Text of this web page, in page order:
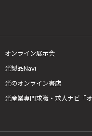
オンライン展示会
光製品Navi
光のオンライン書店
光産業専門求職・求人ナビ「